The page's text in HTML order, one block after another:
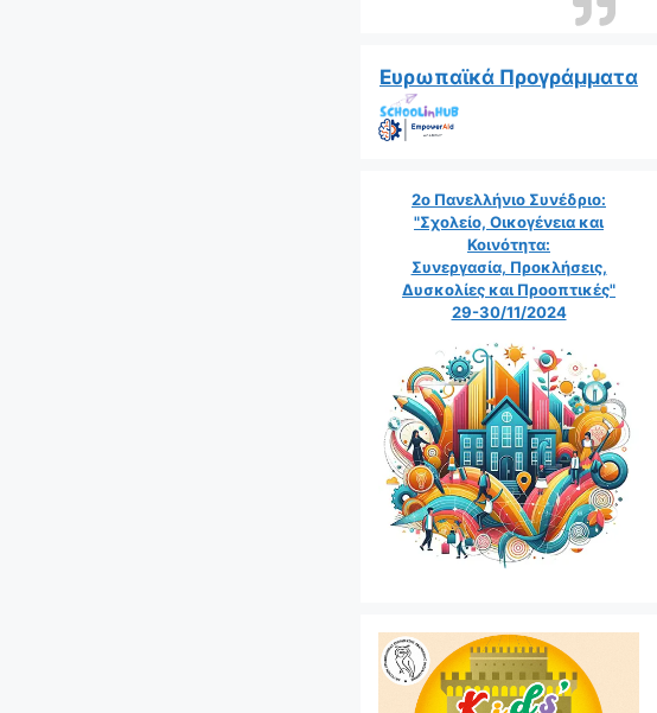
Ευρωπαϊκά Προγράμματα
2ο Πανελλήνιο Συνέδριο:
"Σχολείο, Οικογένεια και
Κοινότητα:
Συνεργασία, Προκλήσεις,
Δυσκολίες και Προοπτικές"
29-30/11/2024